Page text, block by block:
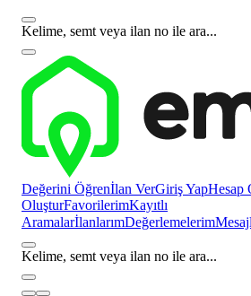
Kelime, semt veya ilan no ile ara...
Değerini Öğrenİlan VerGiriş YapHesap
OluşturFavorilerimKayıtlı
AramalarİlanlarımDeğerlemelerim
Kelime, semt veya ilan no ile ara...